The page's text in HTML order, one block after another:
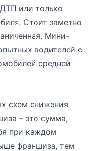
или только
Стоит заметно
Мини-
водителей с
средней
схем снижения
– это сумма,
при каждом
франшиза, тем